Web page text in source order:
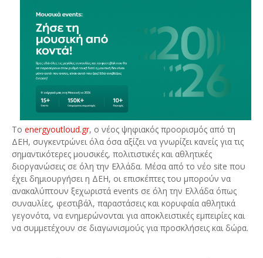
Το energyoutloud.gr, ο νέος ψηφιακός προορισμός από τη
ΔΕΗ, συγκεντρώνει όλα όσα αξίζει να γνωρίζει κανείς για τις
σημαντικότερες μουσικές, πολιτιστικές και αθλητικές
διοργανώσεις σε όλη την Ελλάδα. Μέσα από το νέο site που
έχει δημιουργήσει η ΔΕΗ, οι επισκέπτες του μπορούν να
ανακαλύπτουν ξεχωριστά events σε όλη την Ελλάδα όπως
συναυλίες, φεστιβάλ, παραστάσεις και κορυφαία αθλητικά
γεγονότα, να ενημερώνονται για αποκλειστικές εμπειρίες και
να συμμετέχουν σε διαγωνισμούς για προσκλήσεις και δώρα.